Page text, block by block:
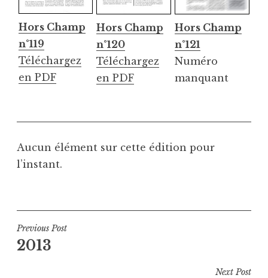
Hors Champ
n°119
Téléchargez
en PDF
Hors Champ
n°120
Téléchargez
en PDF
Hors Champ
n°121
Numéro
manquant
Aucun élément sur cette édition pour
l’instant.
Navigation
de
Previous Post
2013
Next Post